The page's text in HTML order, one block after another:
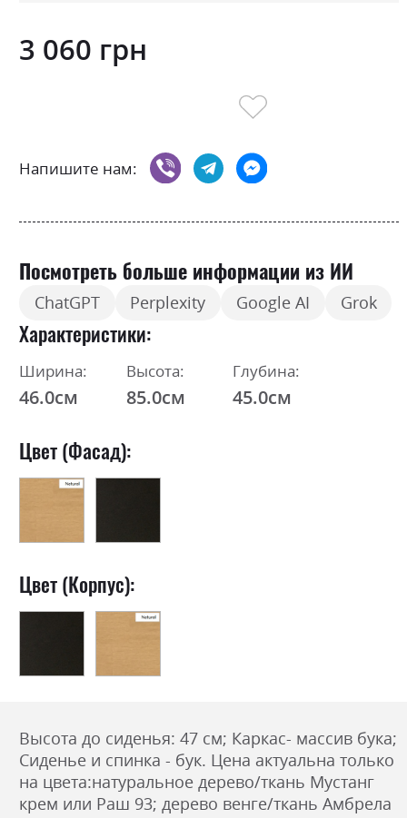
3 060 грн
Напишите нам:
Посмотреть больше информации из ИИ
ChatGPT Perplexity Google AI Grok
Характеристики
Ширина:
46.0см
Высота:
85.0см
Глубина:
45.0см
Цвет (Фасад):
Цвет (Корпус):
Высота до сиденья: 47 см; Каркас- массив бука;
Сиденье и спинка - бук. Цена актуальна только
на цвета:натуральное дерево/ткань Мустанг
крем или Раш 93; дерево венге/ткань Амбрела